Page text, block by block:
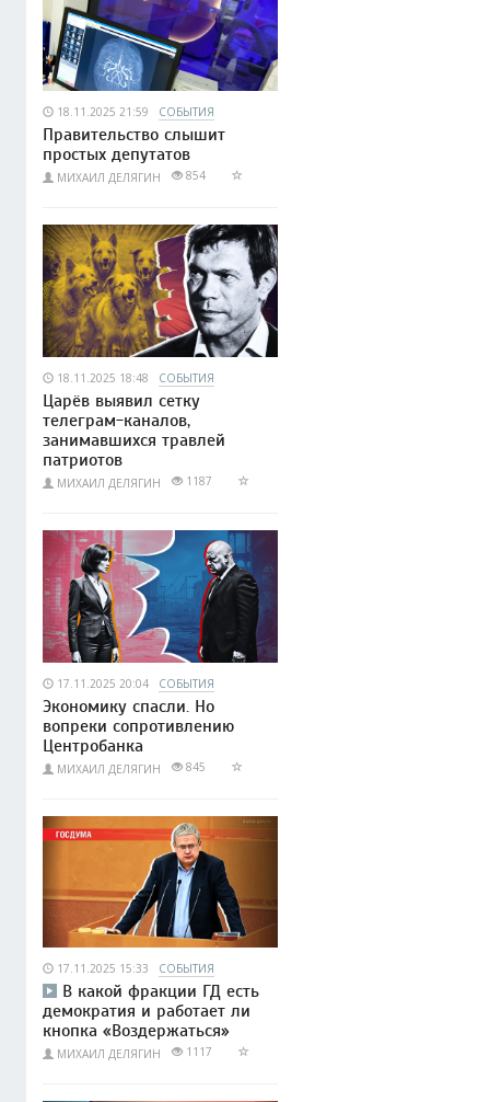
18.11.2025 21:59 СОБЫТИЯ
Правительство слышит
простых депутатов
МИХАИЛ ДЕЛЯГИН 854
18.11.2025 18:48 СОБЫТИЯ
Царёв выявил сетку
телеграм-каналов,
занимавшихся травлей
патриотов
МИХАИЛ ДЕЛЯГИН 1187
17.11.2025 20:04 СОБЫТИЯ
Экономику спасли. Но
вопреки сопротивлению
Центробанка
МИХАИЛ ДЕЛЯГИН 845
17.11.2025 15:33 СОБЫТИЯ
В какой фракции ГД есть
демократия и работает ли
кнопка «Воздержаться»
МИХАИЛ ДЕЛЯГИН 1117